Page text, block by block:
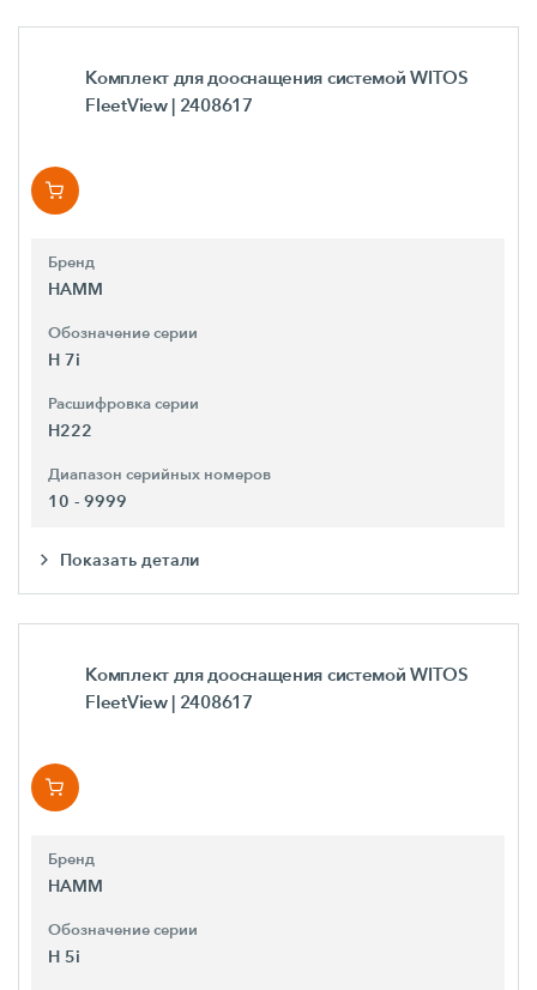
Комплект для дооснащения системой WITOS
FleetView | 2408617
Бренд
HAMM
Обозначение серии
H 7i
Расшифровка серии
H222
Диапазон серийных номеров
10 - 9999
Показать детали
Комплект для дооснащения системой WITOS
FleetView | 2408617
Бренд
HAMM
Обозначение серии
H 5i